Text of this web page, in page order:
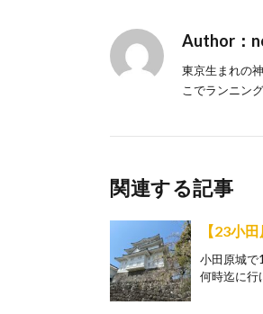
Author：
東京生まれの
こでランニン
関連する記事
【23小
小田原城で
何時迄に行